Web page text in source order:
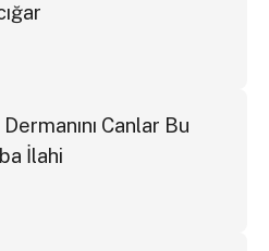
Canlar Bu
İlahi